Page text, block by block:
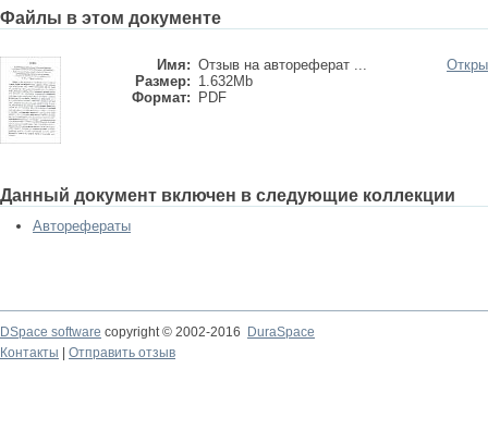
Файлы в этом документе
Имя: Отзыв на автореферат ...
Размер: 1.632Mb
Формат:
PDF
Данный документ включен в следующие коллекции
Авторефераты
DSpace software copyright © 2002-2016
DuraSpace
Контакты
Отправить отзыв